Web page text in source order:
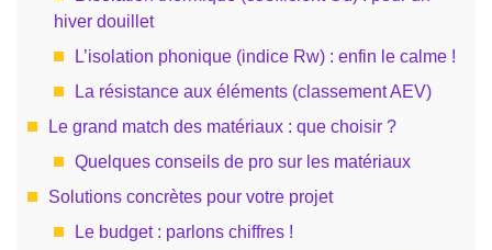
hiver douillet
L’isolation phonique (indice Rw) : enfin le calme !
La résistance aux éléments (classement AEV)
Le grand match des matériaux : que choisir ?
Quelques conseils de pro sur les matériaux
Solutions concrètes pour votre projet
Le budget : parlons chiffres !